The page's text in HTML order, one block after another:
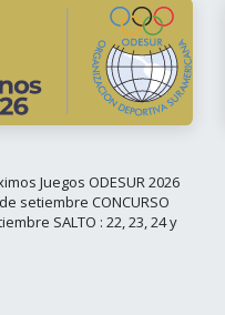
Juegos ODESUR 2026
setiembre CONCURSO
SALTO : 22, 23, 24 y